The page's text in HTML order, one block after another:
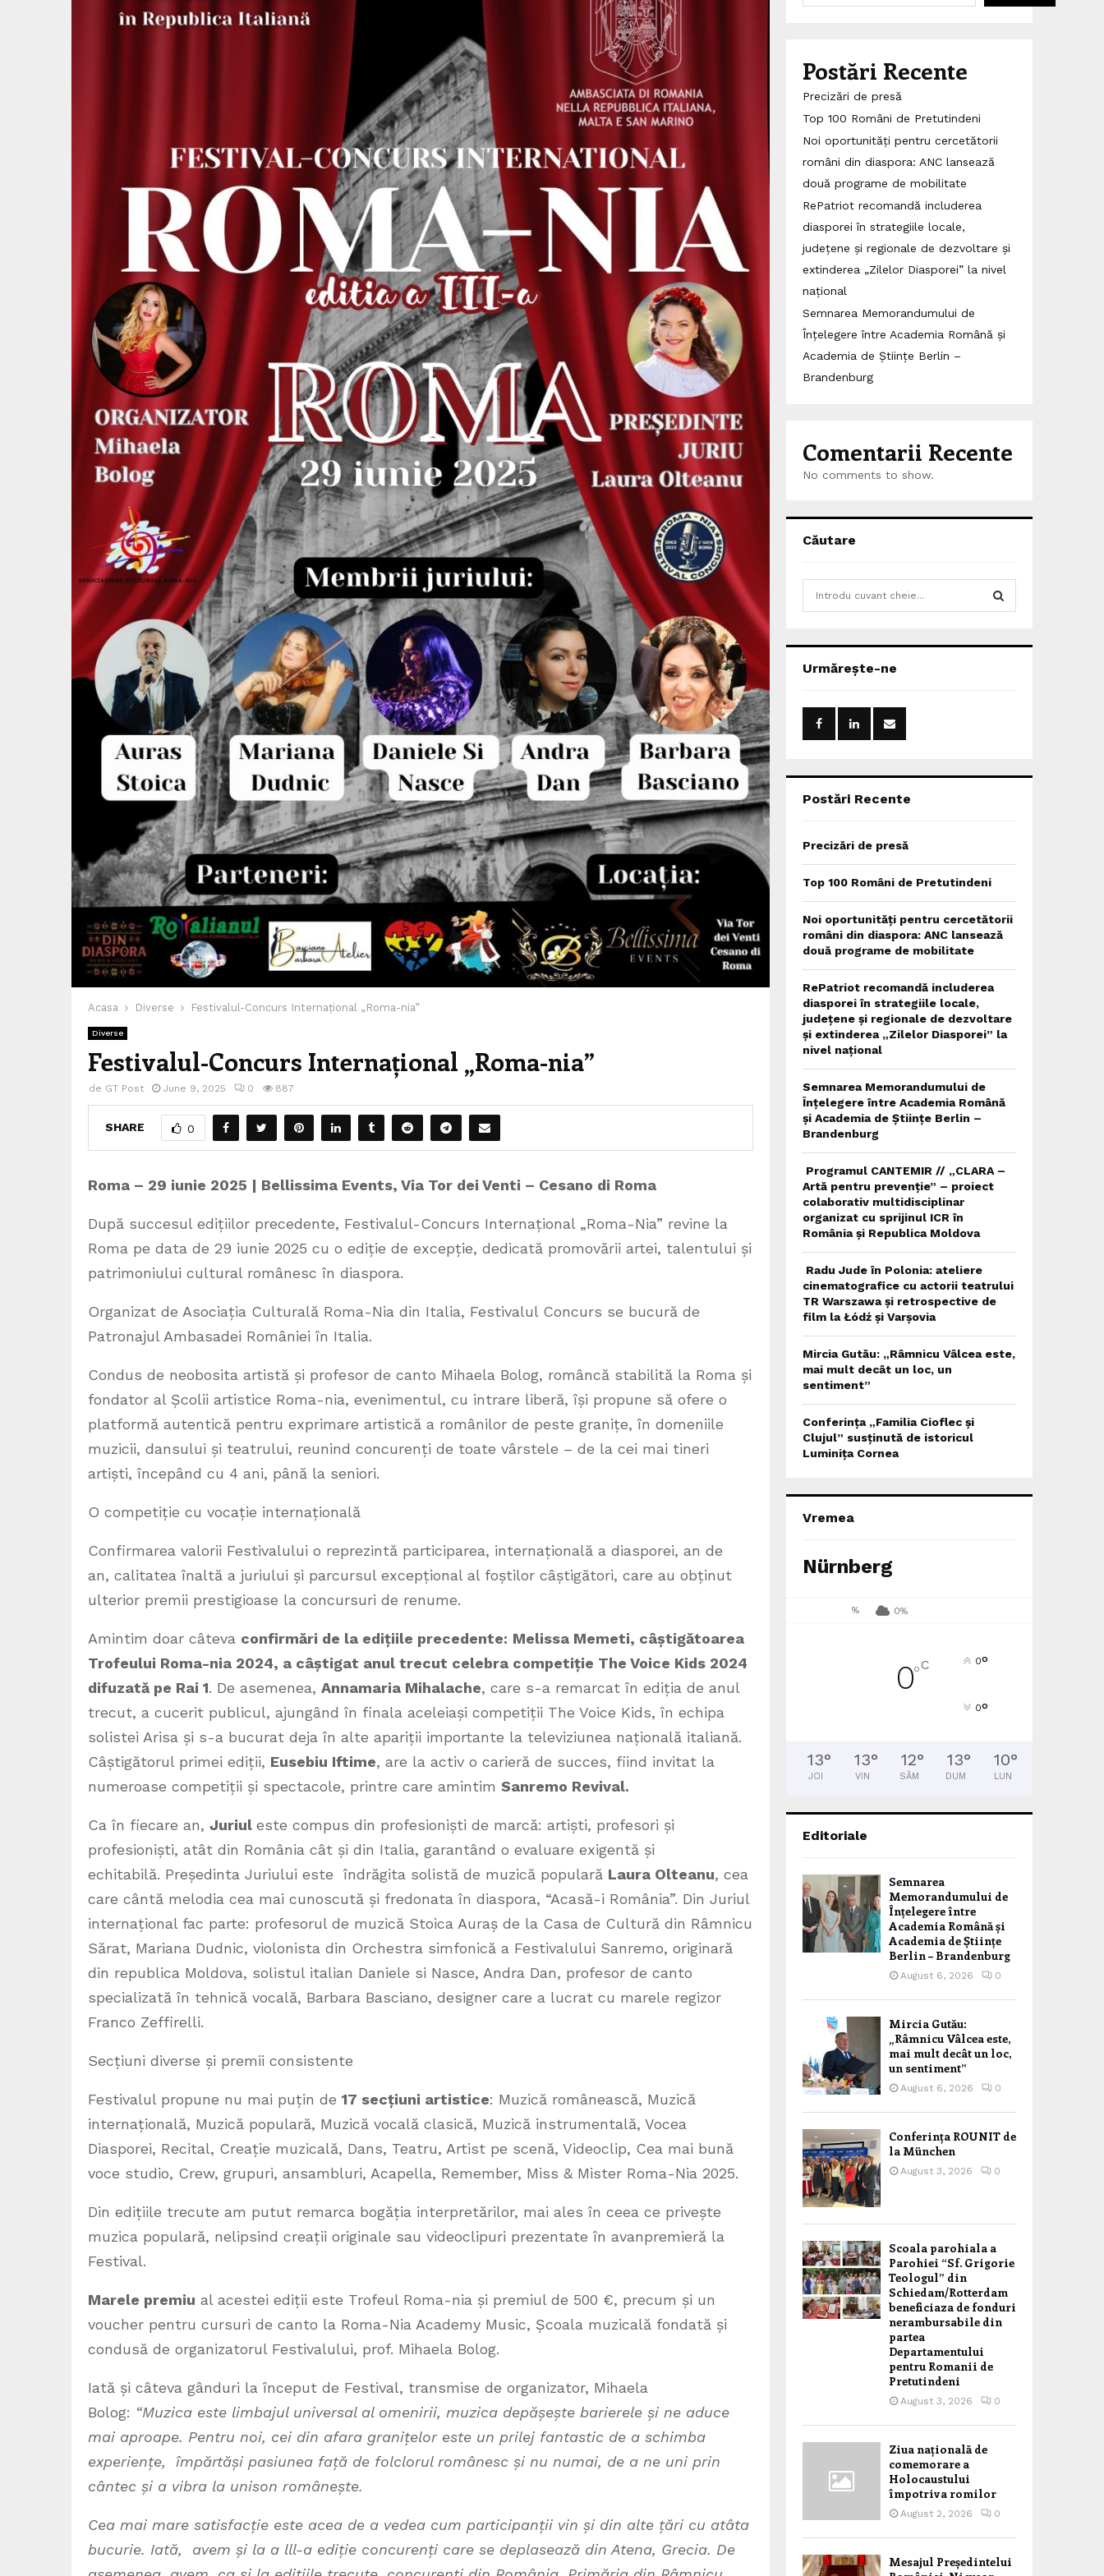
Acasa Diverse Festivalul-Concurs Internațional „Roma-nia”
Diverse
Festivalul-Concurs Internațional „Roma-nia”
de GT Post June 9, 2025 0 887
SHARE 0
Roma – 29 iunie 2025 | Bellissima Events, Via Tor dei Venti – Cesano di Roma
După succesul edițiilor precedente, Festivalul-Concurs Internațional „Roma-Nia” revine la
Roma pe data de 29 iunie 2025 cu o ediție de excepție, dedicată promovării artei, talentului și
patrimoniului cultural românesc în diaspora.
Organizat de Asociația Culturală Roma-Nia din Italia, Festivalul Concurs se bucură de
Patronajul Ambasadei României în Italia.
Condus de neobosita artistă și profesor de canto Mihaela Bolog, româncă stabilită la Roma și
fondator al Școlii artistice Roma-nia, evenimentul, cu intrare liberă, își propune să ofere o
platformă autentică pentru exprimare artistică a românilor de peste granițe, în domeniile
muzicii, dansului și teatrului, reunind concurenți de toate vârstele – de la cei mai tineri
artiști, începând cu 4 ani, până la seniori.
O competiție cu vocație internațională
Confirmarea valorii Festivalului o reprezintă participarea, internațională a diasporei, an de
an, calitatea înaltă a juriului și parcursul excepțional al foștilor câștigători, care au obținut
ulterior premii prestigioase la concursuri de renume.
Amintim doar câteva confirmări de la edițiile precedente: Melissa Memeti, câștigătoarea
Trofeului Roma-nia 2024, a câștigat anul trecut celebra competiție The Voice Kids 2024
difuzată pe Rai 1. De asemenea, Annamaria Mihalache, care s-a remarcat în ediția de anul
trecut, a cucerit publicul, ajungând în finala aceleiași competiții The Voice Kids, în echipa
solistei Arisa și s-a bucurat deja în alte apariții importante la televiziunea națională italiană.
Câștigătorul primei ediții, Eusebiu Iftime, are la activ o carieră de succes, fiind invitat la
numeroase competiții și spectacole, printre care amintim Sanremo Revival.
Ca în fiecare an, Juriul este compus din profesioniști de marcă: artiști, profesori și
profesioniști, atât din România cât și din Italia, garantând o evaluare exigentă și
echitabilă. Președinta Juriului este îndrăgita solistă de muzică populară Laura Olteanu, cea
care cântă melodia cea mai cunoscută și fredonata în diaspora, “Acasă-i România”. Din Juriul
internațional fac parte: profesorul de muzică Stoica Auraș de la Casa de Cultură din Râmnicu
Sărat, Mariana Dudnic, violonista din Orchestra simfonică a Festivalului Sanremo, originară
din republica Moldova, solistul italian Daniele si Nasce, Andra Dan, profesor de canto
specializată în tehnică vocală, Barbara Basciano, designer care a lucrat cu marele regizor
Franco Zeffirelli.
Secțiuni diverse și premii consistente
Festivalul propune nu mai puțin de 17 secțiuni artistice: Muzică românească, Muzică
internațională, Muzică populară, Muzică vocală clasică, Muzică instrumentală, Vocea
Diasporei, Recital, Creație muzicală, Dans, Teatru, Artist pe scenă, Videoclip, Cea mai bună
voce studio, Crew, grupuri, ansambluri, Acapella, Remember, Miss & Mister Roma-Nia 2025.
Din edițiile trecute am putut remarca bogăția interpretărilor, mai ales în ceea ce privește
muzica populară, nelipsind creații originale sau videoclipuri prezentate în avanpremieră la
Festival.
Marele premiu al acestei ediții este Trofeul Roma-nia și premiul de 500 €, precum și un
voucher pentru cursuri de canto la Roma-Nia Academy Music, Școala muzicală fondată și
condusă de organizatorul Festivalului, prof. Mihaela Bolog.
Iată și câteva gânduri la început de Festival, transmise de organizator, Mihaela
Bolog: “Muzica este limbajul universal al omenirii, muzica depășește barierele și ne aduce
mai aproape. Pentru noi, cei din afara granițelor este un prilej fantastic de a schimba
experiențe, împărtăși pasiunea față de folclorul românesc și nu numai, de a ne uni prin
cântec și a vibra la unison românește.
Cea mai mare satisfacție este acea de a vedea cum participanții vin și din alte țări cu atâta
bucurie. Iată, avem și la a lll-a ediție concurenți care se deplasează din Atena, Grecia. De
Postări Recente
Precizări de presă
Top 100 Români de Pretutindeni
Noi oportunități pentru cercetătorii
români din diaspora: ANC lansează
două programe de mobilitate
RePatriot recomandă includerea
diasporei în strategiile locale,
județene și regionale de dezvoltare și
extinderea „Zilelor Diasporei” la nivel
național
Semnarea Memorandumului de
Înțelegere între Academia Română și
Academia de Științe Berlin –
Brandenburg
Comentarii Recente
No comments to show.
Căutare
h
o
:
Urmărește-ne
Postări Recente
Precizări de presă
Top 100 Români de Pretutindeni
Noi oportunități pentru cercetătorii
români din diaspora: ANC lansează
două programe de mobilitate
RePatriot recomandă includerea
diasporei în strategiile locale,
județene și regionale de dezvoltare
și extinderea „Zilelor Diasporei” la
nivel național
Semnarea Memorandumului de
Înțelegere între Academia Română
și Academia de Științe Berlin –
Brandenburg
Programul CANTEMIR // „CLARA –
Artă pentru prevenție” – proiect
colaborativ multidisciplinar
organizat cu sprijinul ICR în
România și Republica Moldova
Radu Jude în Polonia: ateliere
cinematografice cu actorii teatrului
TR Warszawa și retrospective de
film la Łódź și Varșovia
Mircia Gutău: „Râmnicu Vâlcea este,
mai mult decât un loc, un
sentiment”
Conferința „Familia Cioflec și
Clujul” susținută de istoricul
Luminița Cornea
Vremea
Nürnberg
% 0%
0°C 0°
0°
13°
JOI
13°
VIN
12°
SÂM
13°
DUM
10°
LUN
Editoriale
Semnarea
Memorandumului de
Înțelegere între
Academia Română și
Academia de Științe
Berlin – Brandenburg
August 6, 2026 0
Mircia Gutău:
„Râmnicu Vâlcea este,
mai mult decât un loc,
un sentiment”
August 6, 2026 0
Conferința ROUNIT de
la München
August 3, 2026 0
Scoala parohiala a
Parohiei “Sf. Grigorie
Teologul” din
Schiedam/Rotterdam
beneficiaza de fonduri
nerambursabile din
partea
Departamentului
pentru Romanii de
Pretutindeni
August 3, 2026 0
Ziua națională de
comemorare a
Holocaustului
împotriva romilor
August 2, 2026 0
Mesajul Președintelui